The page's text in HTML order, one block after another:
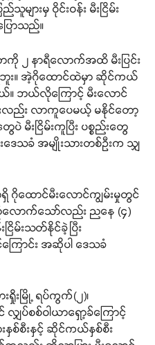
များမှ ဝိုင်းဝန်း မီးငြိမ်း
ောသည်။
ကို ၂ နာရီလောက်အထိ မီးပြင်း
း။ အဲ့ဂိုထောင်ထဲမှာ ဆိုင်ကယ်
ဘယ်လိုကြောင့် မီးလောင်
လည်း လာကူပေမယ့် မနိုင်တော့
ပဲ မီးငြိမ်းကူပြီး ပစ္စည်းတွေ
ေသခံ အမျိုးသားတစ်ဦးက သျှ
ဂိုထောင်မီးလောင်ကျွမ်းမှုတွင်
လောက်သော်လည်း ညနေ (၄)
ငြိမ်းသတ်နိုင်ခဲ့ပြီး
င်ကြောင်း အဆိုပါ ဒေသခံ
းမြို့ ရပ်ကွက်(၂)၊
ပ်စစ်ဝါယာရှော့ခ်ကြောင့်
းနှစ်စီးနှင့် ဆိုင်ကယ်နှစ်စီး